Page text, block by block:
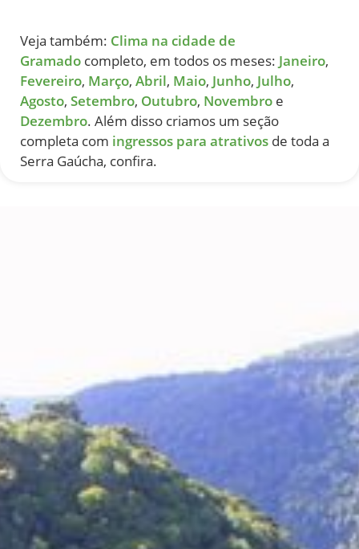
Veja também: Clima na cidade de
Gramado completo, em todos os meses: Janeiro,
Fevereiro, Março, Abril, Maio, Junho, Julho,
Agosto, Setembro, Outubro, Novembro e
Dezembro. Além disso criamos um seção
completa com ingressos para atrativos de toda a
Serra Gaúcha, confira.